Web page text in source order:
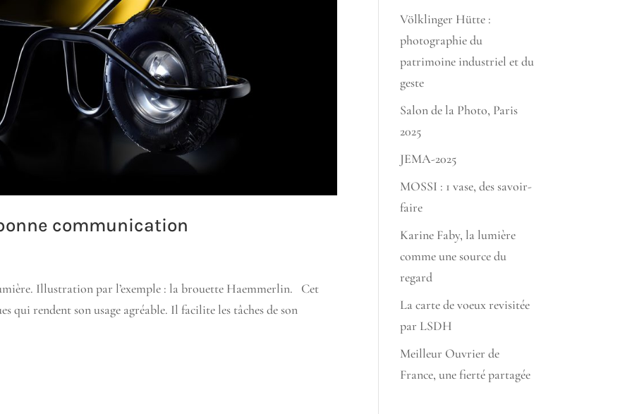
communication
Illustration par l’exemple : la brouette Haemmerlin. Cet
qui rendent son usage agréable. Il facilite les tâches de son
Völklinger Hütte :
photographie du
patrimoine industriel et du
geste
Salon de la Photo, Paris
2025
JEMA-2025
MOSSI : 1 vase, des savoir-
faire
Karine Faby, la lumière
comme une source du
regard
La carte de voeux revisitée
par LSDH
Meilleur Ouvrier de
France, une fierté partagée